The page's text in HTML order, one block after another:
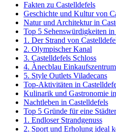
Fakten zu Castelldefels
Geschichte und Kultur von
Natur und Architektur in
Top 5 Sehenswürdigkeiten
1. Der Strand von
2. Olympischer Kanal
3. Castelldefels Schloss
4. Ànecblau Einkaufszentrum
5. Style Outlets Viladecans
Top-Aktivitäten in
Kulinarik und Gastronomie
Nachtleben in Castelldefels
Top 5 Gründe für eine
1. Endloser Strandgenuss
2. Sport und Erholung ideal